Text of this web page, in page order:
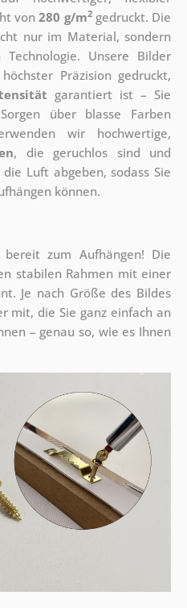
von280 g/m2gedruckt. Die
nur im Material, sondern
Unsere Bilder
Präzision gedruckt,
garantiert ist – Sie
über blasse Farben
wir hochwertige,
, die geruchlos sind und
Luft abgeben, sodass Sie
können.
zum Aufhängen! Die
stabilen Rahmen mit einer
Je nach Größe des Bildes
mit, die Sie ganz einfach an
– genau so, wie es Ihnen